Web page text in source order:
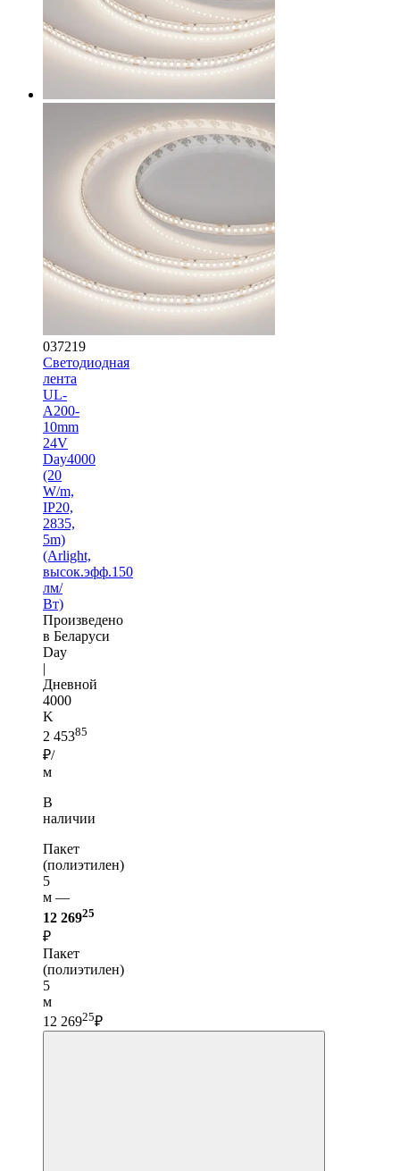
037219
Светодиодная
лента
UL-
A200-
10mm
24V
Day4000
(20
W/m,
IP20,
2835,
5m)
(Arlight,
высок.эфф.150
лм/
Вт)
Произведено
в Беларуси
Day
|
Дневной
4000
K
2 45385
₽/
м
В
наличии
Пакет
(полиэтилен)
5
м —
12 26925
₽
Пакет
(полиэтилен)
5
м
12 26925₽